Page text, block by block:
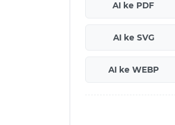
AI ke PDF
AI ke SVG
AI ke WEBP